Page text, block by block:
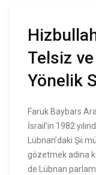
Telsiz ve
Yönelik
Faruk Baybars
İsrail’in 1982
Lübnan’daki Şii
gözetmek adına
de Lübnan